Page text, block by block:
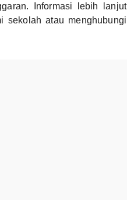
Informasi lebih lanjut
sekolah atau menghubungi